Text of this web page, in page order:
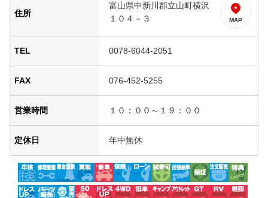
住所
富山県中新川郡立山町横沢
１０４－３
MAP
TEL 0078-6044-2051
FAX 076-452-5255
営業時間 １０：００～１９：００
定休日 年中無休